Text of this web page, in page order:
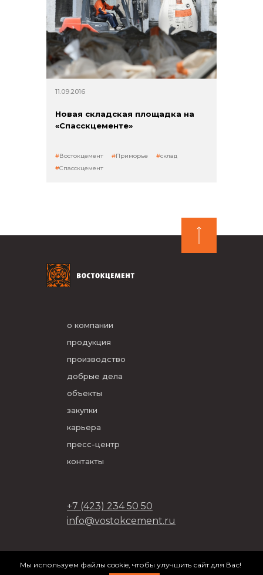
11.09.2016
Новая складская площадка на
«Спасскцементе»
Востокцемент Приморье
склад
Спасскцемент
о компании
продукция
производство
добрые дела
объекты
закупки
карьера
пресс-центр
контакты
+7 (423) 234 50 50
info@vostokcement.ru
разработано вDVIGA
Мы используем файлы cookie, чтобы улучшить сайт для Вас!